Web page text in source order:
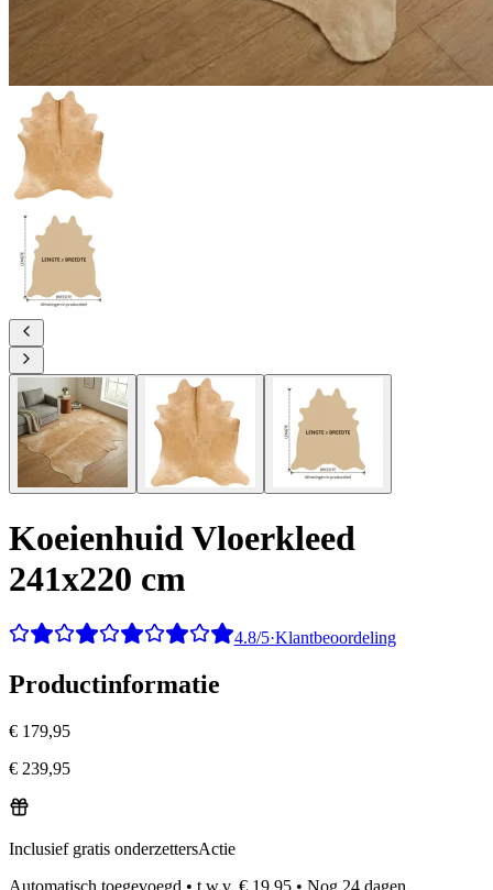
Koeienhuid Vloerkleed
241x220 cm
4.8/5·Klantbeoordeling
Productinformatie
€ 179,95
€ 239,95
Inclusief gratis onderzettersActie